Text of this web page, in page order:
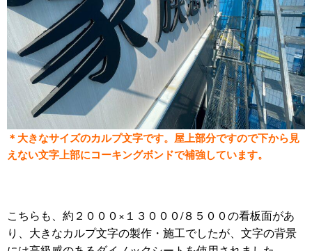
＊大きなサイズのカルプ文字です。屋上部分ですので下から見
えない文字上部にコーキングボンドで補強しています。
こちらも、約２０００×１３０００/８５００の看板面があ
り、大きなカルプ文字の製作・施工でしたが、文字の背景